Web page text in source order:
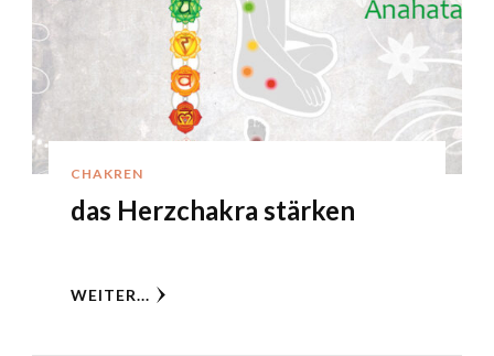
CHAKREN
das Herzchakra stärken
WEITER...